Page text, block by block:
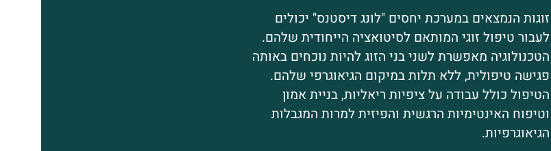
זוגות הנמצאים במערכת יחסים "לונג דיסטנס" יכולים
לעבור טיפול זוגי המותאם לסיטואציה הייחודית שלהם.
הטכנולוגיה מאפשרת לשני בני הזוג להיות נוכחים באותה
פגישה טיפולית, ללא תלות במיקום הגיאוגרפי שלהם.
הטיפול כולל עבודה על ציפיות ריאליות, בניית אמון
וטיפוח האינטימיות הרגשית והפיזית למרות המגבלות
הגיאוגרפיות.